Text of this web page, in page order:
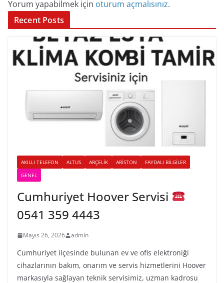
Yorum yapabilmek için oturum açmalısınız.
Recent Posts
AKILLI TELEFON ALTUS ARÇELIK ARISTON
FAYDALI BILGILER
GENEL
Cumhuriyet Hoover Servisi
0541 359 4443
Mayıs 26, 2026 admin
Cumhuriyet ilçesinde bulunan ev ve ofis elektroniği
cihazlarının bakım, onarım ve servis hizmetlerini Hoover
markasıyla sağlayan teknik servisimiz, uzman kadrosu